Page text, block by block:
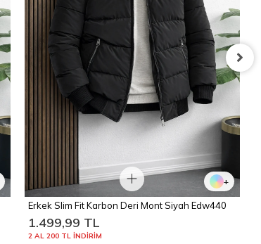
+
Erkek Slim Fit Karbon Deri Mont Siyah Edw440
1.499,99 TL
2 AL 200 TL İNDİRİM